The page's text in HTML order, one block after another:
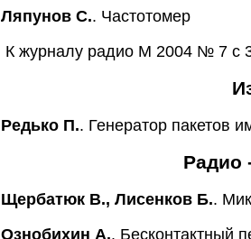
Ляпунов С.. Частотомер
К журналу радио М 2004 № 7 с
Редько П.. Генератор пакетов
Радио
Щербатюк В., Лисенков Б..
Ознобихин А.. Бесконтактный